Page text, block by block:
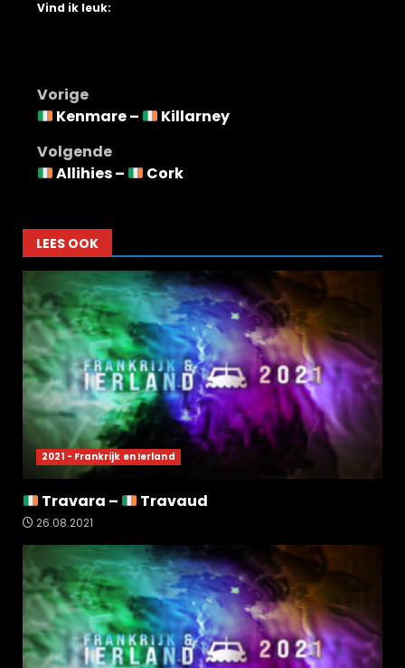
Vind ik leuk:
Bericht
navigatie
Vorige
Kenmare –
Killarney
Volgende
Allihies –
Cork
LEES OOK
2021 - Frankrijk en Ierland
Travara – Travaud
26.08.2021